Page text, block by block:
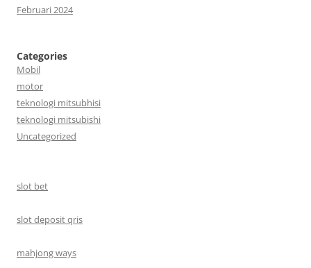
Februari 2024
Categories
Mobil
motor
teknologi mitsubhisi
teknologi mitsubishi
Uncategorized
slot bet
slot deposit qris
mahjong ways